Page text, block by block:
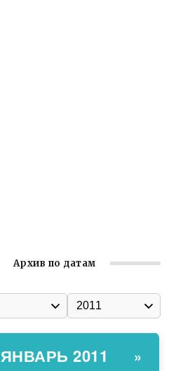
Архив по датам
ЯНВАРЬ 2011 »